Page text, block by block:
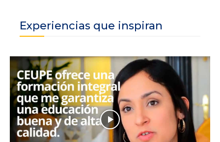
Experiencias que inspiran